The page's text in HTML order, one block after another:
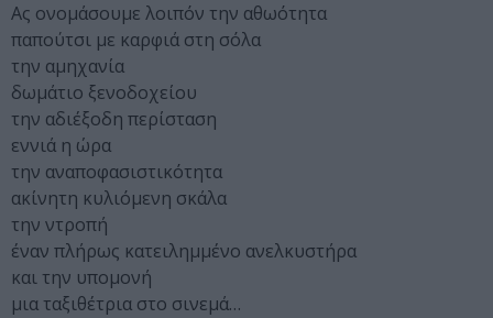
Ας ονομάσουμε λοιπόν την αθωότητα
παπούτσι με καρφιά στη σόλα
την αμηχανία
δωμάτιο ξενοδοχείου
την αδιέξοδη περίσταση
εννιά η ώρα
την αναποφασιστικότητα
ακίνητη κυλιόμενη σκάλα
την ντροπή
έναν πλήρως κατειλημμένο ανελκυστήρα
και την υπομονή
μια ταξιθέτρια στο σινεμά…